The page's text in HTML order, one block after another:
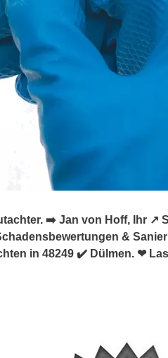
➡️ Jan von Hoff, Ihr ↗️
&
in 48249 ✔️ Dülmen. ❤